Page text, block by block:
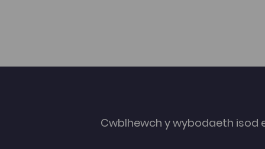
Cwblhewch y wybodaeth isod